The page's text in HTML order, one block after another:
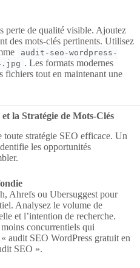
perte de qualité visible. Ajoutez
des mots-clés pertinents. Utilisez
audit-seo-wordpress-
. Les formats modernes
fichiers tout en maintenant une
la Stratégie de Mots-Clés
stratégie SEO efficace. Un
les opportunités
Ahrefs ou Ubersuggest pour
Analysez le volume de
et l’intention de recherche.
concurrentiels qui
audit SEO WordPress gratuit en
SEO ».